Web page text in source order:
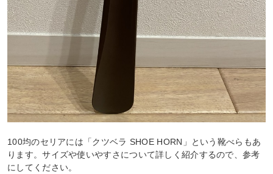
100均のセリアには「クツベラ SHOE HORN」という靴べらもあ
ります。サイズや使いやすさについて詳しく紹介するので、参考
にしてください。